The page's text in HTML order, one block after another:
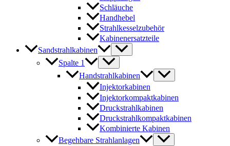
Schläuche
Handhebel
Strahlkesselzubehör
Kabinenersatzteile
Sandstrahlkabinen
Spalte 1
Handstrahlkabinen
Injektorkabinen
Injektorkompaktkabinen
Druckstrahlkabinen
Druckstrahlkompaktkabinen
Kombinierte Kabinen
Begehbare Strahlanlagen